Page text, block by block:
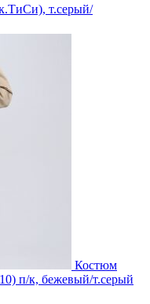
т.серый/
Костюм
п/к, бежевый/т.серый